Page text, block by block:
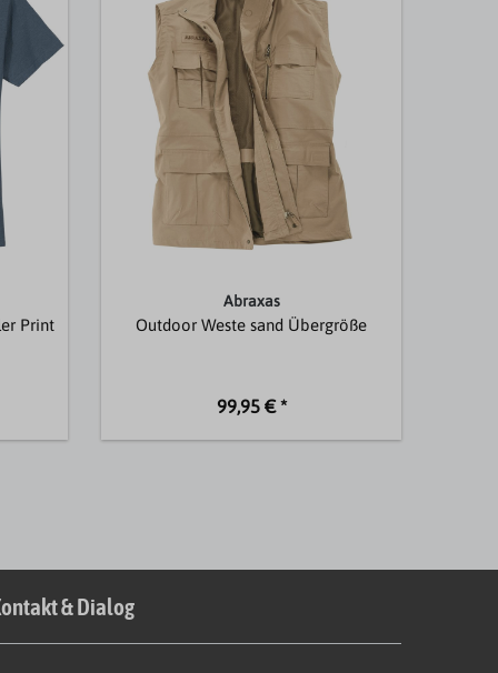
Print
Abraxas
Outdoor Weste sand Übergröße
99,95 € *
& Dialog